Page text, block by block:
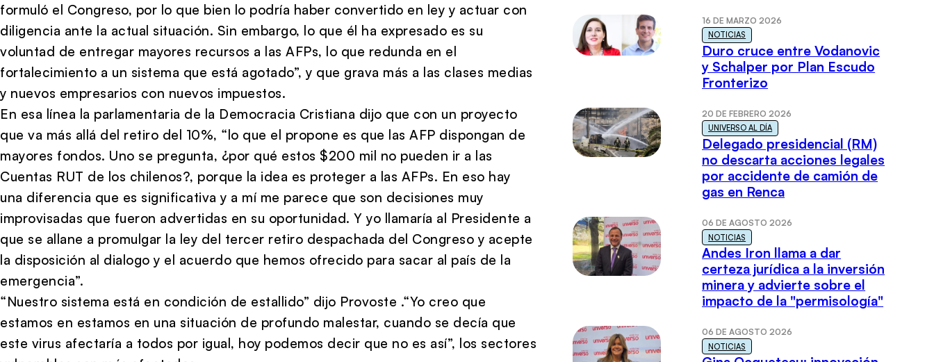
formuló el Congreso, por lo que bien lo podría haber convertido en ley y actuar con
diligencia ante la actual situación. Sin embargo, lo que él ha expresado es su
voluntad de entregar mayores recursos a las AFPs, lo que redunda en el
fortalecimiento a un sistema que está agotado”, y que grava más a las clases medias
y nuevos empresarios con nuevos impuestos.
En esa línea la parlamentaria de la Democracia Cristiana dijo que con un proyecto
que va más allá del retiro del 10%, “lo que el propone es que las AFP dispongan de
mayores fondos. Uno se pregunta, ¿por qué estos $200 mil no pueden ir a las
Cuentas RUT de los chilenos?, porque la idea es proteger a las AFPs. En eso hay
una diferencia que es significativa y a mí me parece que son decisiones muy
improvisadas que fueron advertidas en su oportunidad. Y yo llamaría al Presidente a
que se allane a promulgar la ley del tercer retiro despachada del Congreso y acepte
la disposición al dialogo y el acuerdo que hemos ofrecido para sacar al país de la
emergencia”.
“Nuestro sistema está en condición de estallido” dijo Provoste .“Yo creo que
estamos en estamos en una situación de profundo malestar, cuando se decía que
este virus afectaría a todos por igual, hoy podemos decir que no es así”, los sectores
16 DE MARZO 2026
NOTICIAS
Duro cruce entre Vodanovic
y Schalper por Plan Escudo
Fronterizo
20 DE FEBRERO 2026
UNIVERSO AL DÍA
Delegado presidencial (RM)
no descarta acciones legales
por accidente de camión de
gas en Renca
06 DE AGOSTO 2026
NOTICIAS
Andes Iron llama a dar
certeza jurídica a la inversión
minera y advierte sobre el
impacto de la "permisología"
06 DE AGOSTO 2026
NOTICIAS